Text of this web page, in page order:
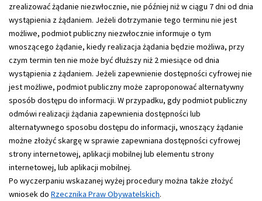
zrealizować żądanie niezwłocznie, nie później niż w ciągu 7 dni od dnia
wystąpienia z żądaniem. Jeżeli dotrzymanie tego terminu nie jest
możliwe, podmiot publiczny niezwłocznie informuje o tym
wnoszącego żądanie, kiedy realizacja żądania będzie możliwa, przy
czym termin ten nie może być dłuższy niż 2 miesiące od dnia
wystąpienia z żądaniem. Jeżeli zapewnienie dostępności cyfrowej nie
jest możliwe, podmiot publiczny może zaproponować alternatywny
sposób dostępu do informacji. W przypadku, gdy podmiot publiczny
odmówi realizacji żądania zapewnienia dostępności lub
alternatywnego sposobu dostępu do informacji, wnoszący żądanie
możne złożyć skargę w sprawie zapewniana dostępności cyfrowej
strony internetowej, aplikacji mobilnej lub elementu strony
internetowej, lub aplikacji mobilnej.
Po wyczerpaniu wskazanej wyżej procedury można także złożyć
wniosek do Rzecznika Praw Obywatelskich.